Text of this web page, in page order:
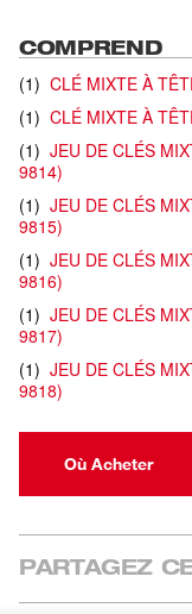
COMPREND
(1) CLÉ MIXTE À
(1) CLÉ MIXTE À
(1) JEU DE CLÉS
9814)
(1) JEU DE CLÉS
9815)
(1) JEU DE CLÉS
9816)
(1) JEU DE CLÉS
9817)
(1) JEU DE CLÉS
9818)
Où Acheter
PARTAGEZ